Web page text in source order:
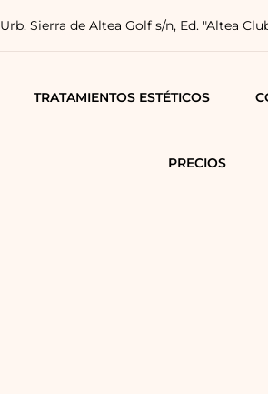
Urb. Sierra de Altea Golf s/n, Ed. "Altea
TRATAMIENTOS ESTÉTICOS
PRECIOS